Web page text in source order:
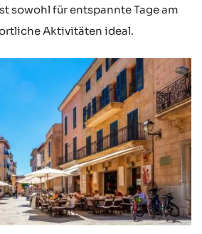
sowohl für entspannte Tage am
Aktivitäten ideal.